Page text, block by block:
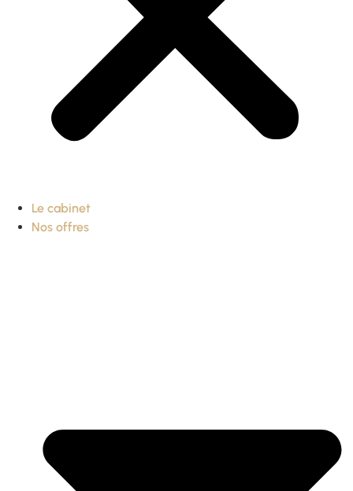
Le cabinet
Nos offres